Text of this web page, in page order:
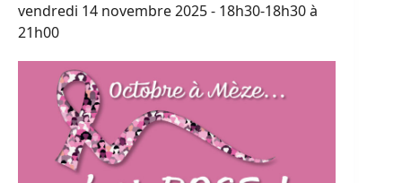
vendredi 14 novembre 2025 - 18h30-18h30à
21h00